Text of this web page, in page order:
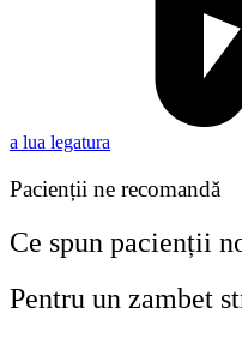
a lua legatura
Pacienții ne recomandă
Ce spun pacienții
Pentru un zambet